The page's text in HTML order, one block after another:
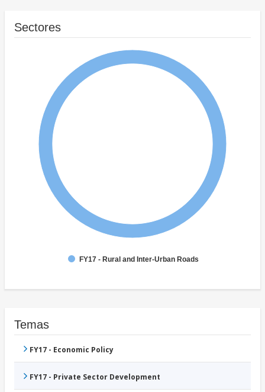
Sectores
FY17 - Rural and Inter-Urban Roads
Temas
FY17 - Economic Policy
FY17 - Private Sector Development